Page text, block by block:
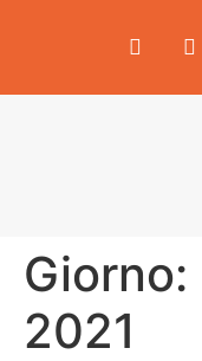
Giorno:
2021